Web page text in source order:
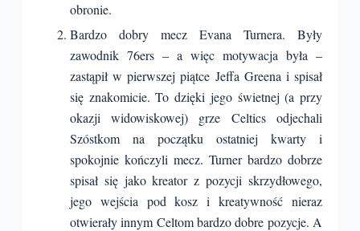
obronie.
Bardzo dobry mecz Evana Turnera. Były
zawodnik 76ers – a więc motywacja była –
zastąpił w pierwszej piątce Jeffa Greena i spisał
się znakomicie. To dzięki jego świetnej (a przy
okazji widowiskowej) grze Celtics odjechali
Szóstkom na początku ostatniej kwarty i
spokojnie kończyli mecz. Turner bardzo dobrze
spisał się jako kreator z pozycji skrzydłowego,
jego wejścia pod kosz i kreatywność nieraz
otwierały innym Celtom bardzo dobre pozycje. A